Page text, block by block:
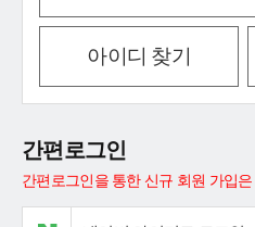
아이디 찾기
간편로그인
간편로그인을 통한 신규 회원 가입은